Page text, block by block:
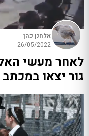
אלחנן כהן
26/05/2022
לאחר מעשי
גור יצאו